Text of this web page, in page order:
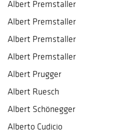
Albert Premstaller
Albert Premstaller
Albert Premstaller
Albert Premstaller
Albert Prugger
Albert Ruesch
Albert Schönegger
Alberto Cudicio